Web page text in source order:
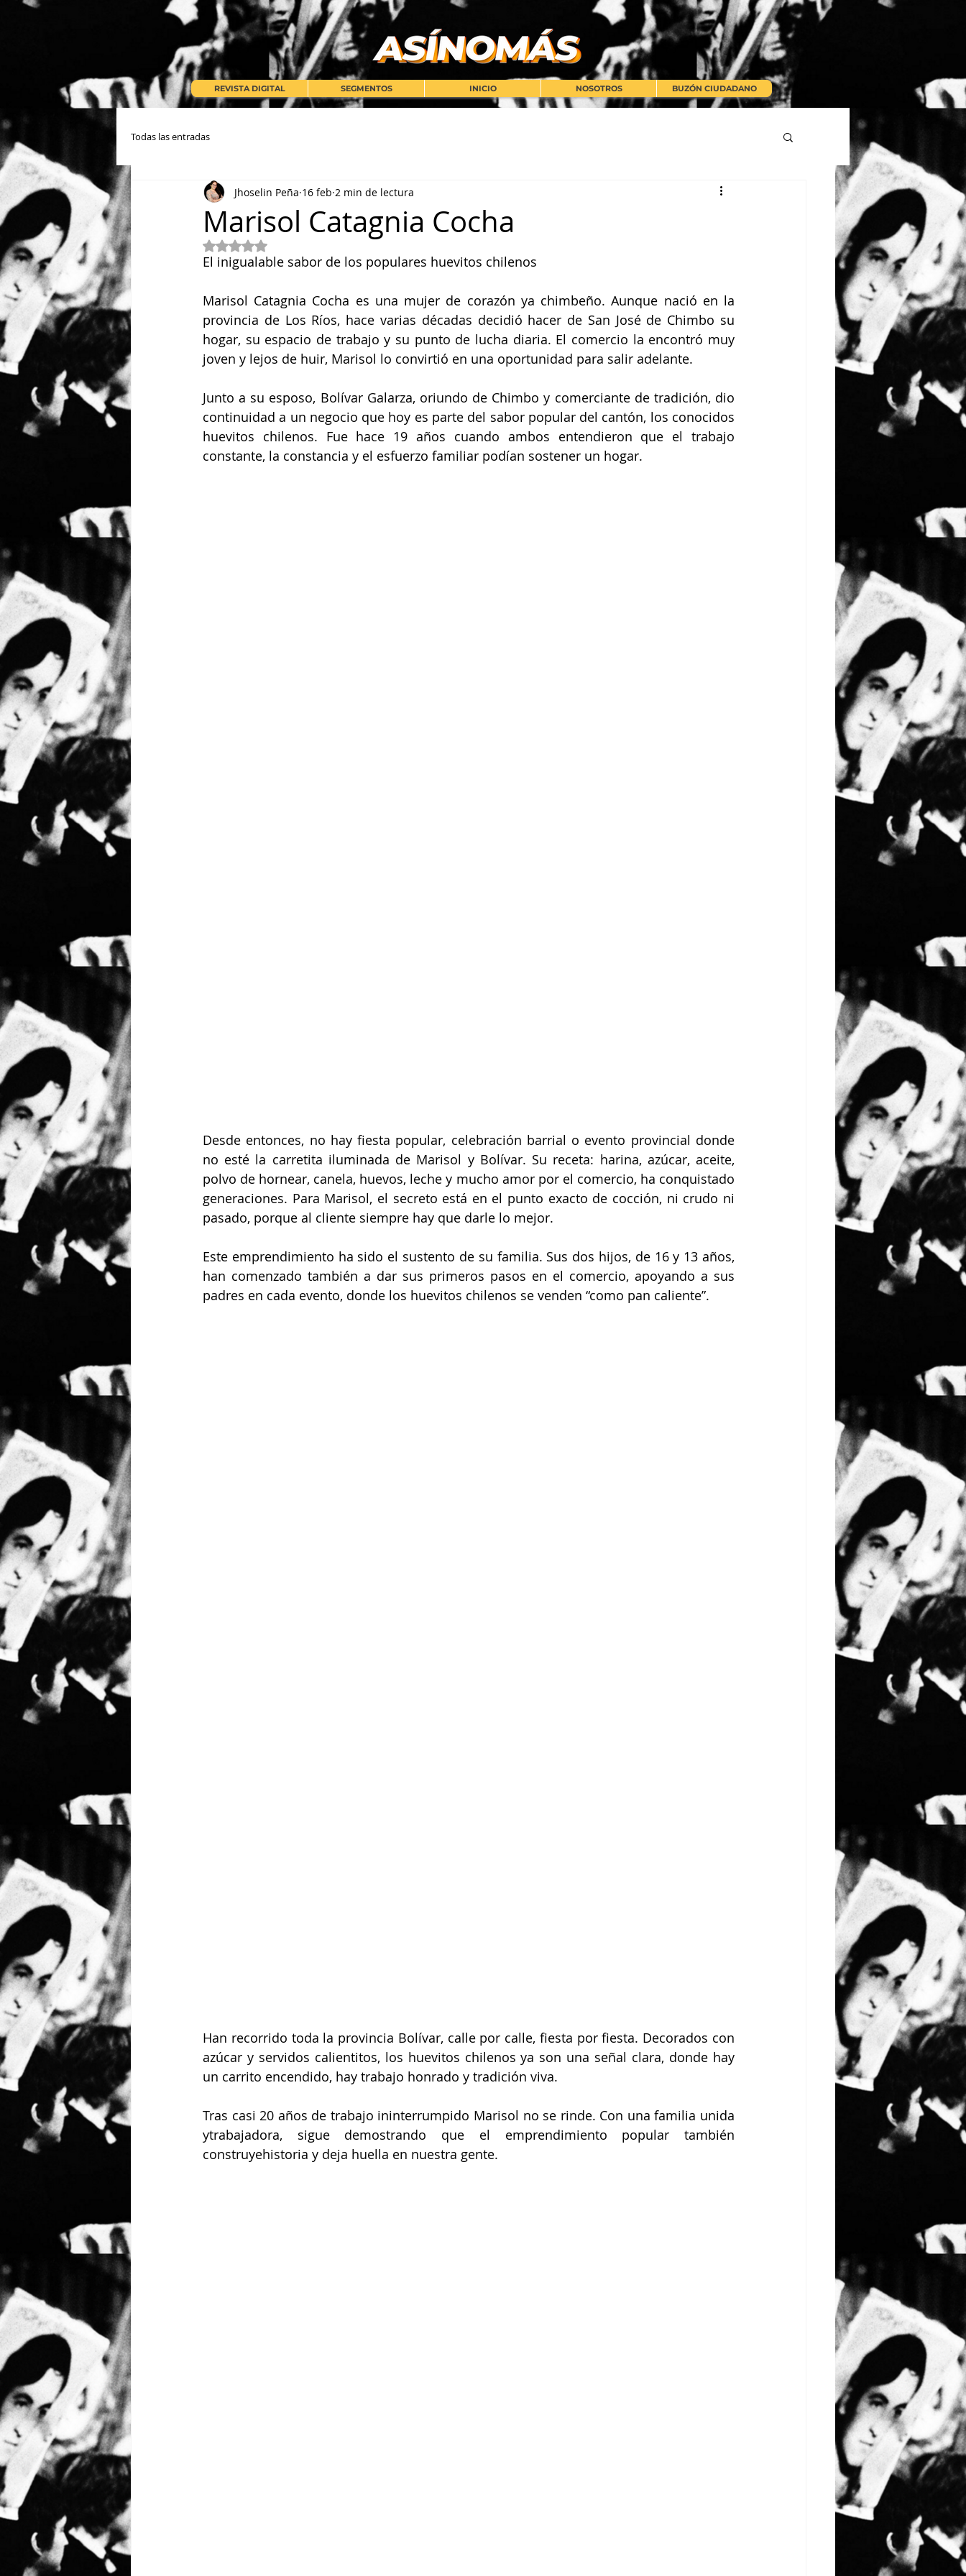
REVISTA DIGITAL SEGMENTOS INICIO NOSOTROS BUZÓN CIUDADANO
Todas las entradas
Marisol Catagnia Cocha
Jhoselin Peña 16 feb 2 min de lectura
Obtuvo NaN de 5 estrellas.
El inigualable sabor de los populares huevitos chilenos
Marisol Catagnia Cocha es una mujer de corazón ya chimbeño. Aunque nació en la
provincia de Los Ríos, hace varias décadas decidió hacer de San José de Chimbo su
hogar, su espacio de trabajo y su punto de lucha diaria. El comercio la encontró muy
joven y lejos de huir, Marisol lo convirtió en una oportunidad para salir adelante.
Junto a su esposo, Bolívar Galarza, oriundo de Chimbo y comerciante de tradición, dio
continuidad a un negocio que hoy es parte del sabor popular del cantón, los conocidos
huevitos chilenos. Fue hace 19 años cuando ambos entendieron que el trabajo
constante, la constancia y el esfuerzo familiar podían sostener un hogar.
Desde entonces, no hay fiesta popular, celebración barrial o evento provincial donde
no esté la carretita iluminada de Marisol y Bolívar. Su receta: harina, azúcar, aceite,
polvo de hornear, canela, huevos, leche y mucho amor por el comercio, ha conquistado
generaciones. Para Marisol, el secreto está en el punto exacto de cocción, ni crudo ni
pasado, porque al cliente siempre hay que darle lo mejor.
Este emprendimiento ha sido el sustento de su familia. Sus dos hijos, de 16 y 13 años,
han comenzado también a dar sus primeros pasos en el comercio, apoyando a sus
padres en cada evento, donde los huevitos chilenos se venden “como pan caliente”.
Han recorrido toda la provincia Bolívar, calle por calle, fiesta por fiesta. Decorados con
azúcar y servidos calientitos, los huevitos chilenos ya son una señal clara, donde hay
un carrito encendido, hay trabajo honrado y tradición viva.
Tras casi 20 años de trabajo ininterrumpido Marisol no se rinde. Con una familia unida
ytrabajadora, sigue demostrando que el emprendimiento popular también
construyehistoria y deja huella en nuestra gente.